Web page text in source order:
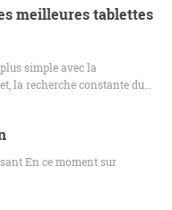
meilleures tablettes
simple avec la
la recherche constante du…
En ce moment sur